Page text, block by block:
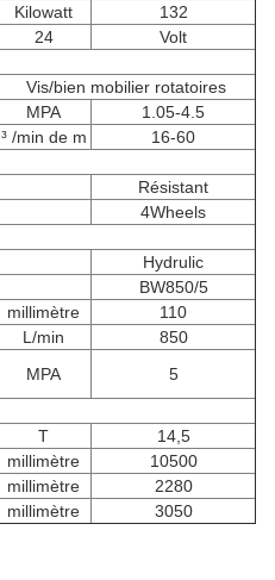
Kilowatt
132
24
Volt
Vis/bien mobilier rotatoires
MPA
1.05-4.5
³ /min de m
16-60
Résistant
4Wheels
Hydrulic
BW850/5
millimètre
110
L/min
850
MPA
5
T
14,5
millimètre
10500
millimètre
2280
millimètre
3050